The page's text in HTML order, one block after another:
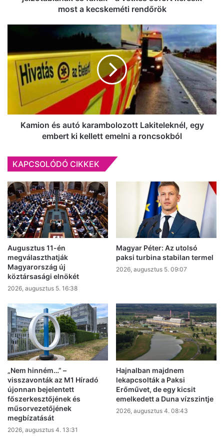
a
kecskeméti
rendőrök
most a kecskeméti rendőrök
autó
karambolozott
Lakiteleknél,
egy
embert
kellett
emelniKamion és autó karambolozott Lakiteleknél, egy
embert ki kellett emelni a roncsokból
KAPCSOLÓDÓ CIKKEK
Augusztus 11-én
megválaszthatják
Magyarország új
köztársasági elnökét
2026, augusztus 5. 16:38
Magyar Péter: Az utolsó
paksi turbina stabilan termel
2026, augusztus 5. 09:07
„Nem hinném…” –
visszavonták az M1 Híradó
újonnan bejelentett
főszerkesztőjének és
műsorvezetőjének
megbízatását
2026, augusztus 4. 13:31
Hajnalban majdnem
lekapcsolták a Paksi
Erőművet, de egy kicsit
emelkedett a Duna vízszintje
2026, augusztus 4. 08:43